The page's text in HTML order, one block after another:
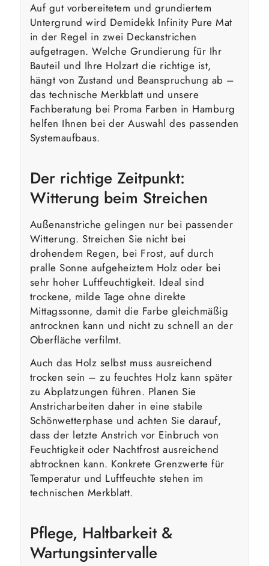
Auf gut vorbereitetem und grundiertem
Untergrund wird Demidekk Infinity Pure Mat
in der Regel in zwei Deckanstrichen
aufgetragen. Welche Grundierung für Ihr
Bauteil und Ihre Holzart die richtige ist,
hängt von Zustand und Beanspruchung ab –
das technische Merkblatt und unsere
Fachberatung bei Proma Farben in Hamburg
helfen Ihnen bei der Auswahl des passenden
Systemaufbaus.
Der richtige Zeitpunkt:
Witterung beim Streichen
Außenanstriche gelingen nur bei passender
Witterung. Streichen Sie nicht bei
drohendem Regen, bei Frost, auf durch
pralle Sonne aufgeheiztem Holz oder bei
sehr hoher Luftfeuchtigkeit. Ideal sind
trockene, milde Tage ohne direkte
Mittagssonne, damit die Farbe gleichmäßig
antrocknen kann und nicht zu schnell an der
Oberfläche verfilmt.
Auch das Holz selbst muss ausreichend
trocken sein – zu feuchtes Holz kann später
zu Abplatzungen führen. Planen Sie
Anstricharbeiten daher in eine stabile
Schönwetterphase und achten Sie darauf,
dass der letzte Anstrich vor Einbruch von
Feuchtigkeit oder Nachtfrost ausreichend
abtrocknen kann. Konkrete Grenzwerte für
Temperatur und Luftfeuchte stehen im
technischen Merkblatt.
Pflege, Haltbarkeit &
Wartungsintervalle